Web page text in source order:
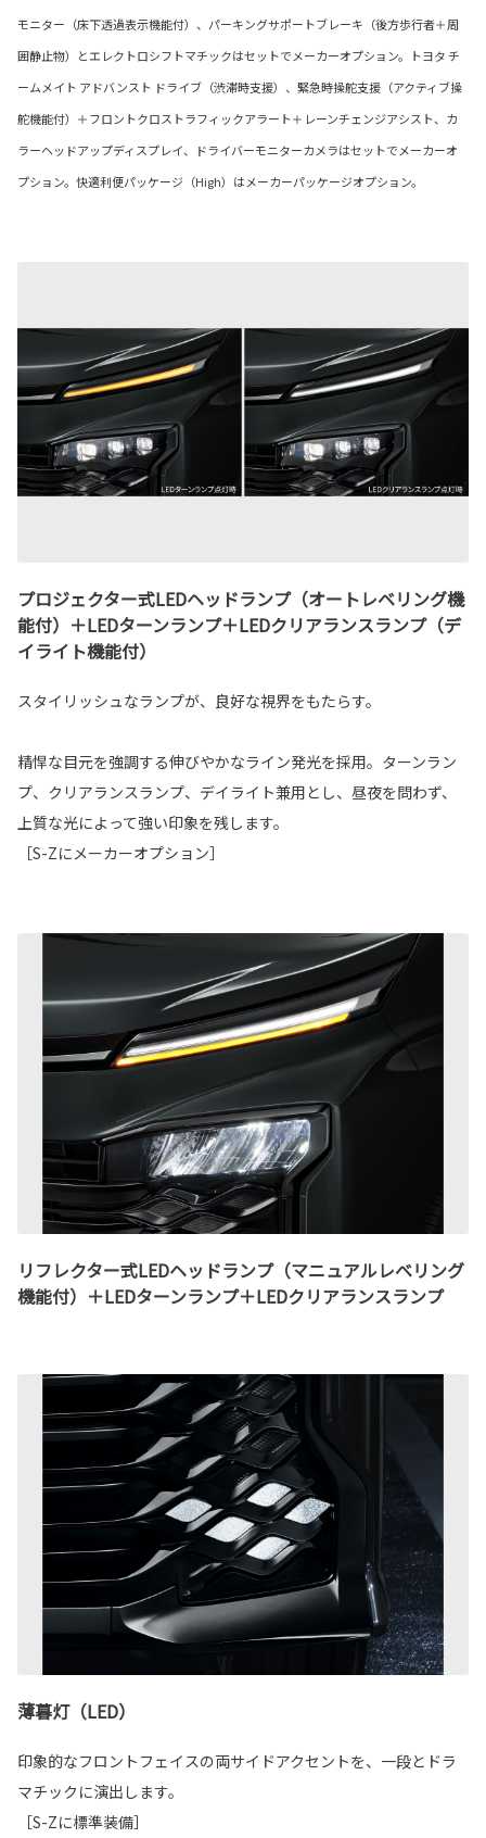
モニター（床下透過表示機能付）、パーキングサポートブレーキ（後方歩行者＋周
囲静止物）とエレクトロシフトマチックはセットでメーカーオプション。トヨタ チ
ームメイト アドバンスト ドライブ（渋滞時支援）、緊急時操舵支援（アクティブ操
舵機能付）＋フロントクロストラフィックアラート＋レーンチェンジアシスト、カ
ラーヘッドアップディスプレイ、ドライバーモニターカメラはセットでメーカーオ
プション。快適利便パッケージ（High）はメーカーパッケージオプション。
プロジェクター式LEDヘッドランプ（オートレベリング機
能付）＋LEDターンランプ＋LEDクリアランスランプ（デ
イライト機能付）
スタイリッシュなランプが、良好な視界をもたらす。
精悍な目元を強調する伸びやかなライン発光を採用。ターンラン
プ、クリアランスランプ、デイライト兼用とし、昼夜を問わず、
上質な光によって強い印象を残します。
［S-Zにメーカーオプション］
リフレクター式LEDヘッドランプ（マニュアルレベリング
機能付）＋LEDターンランプ＋LEDクリアランスランプ
薄暮灯（LED）
印象的なフロントフェイスの両サイドアクセントを、一段とドラ
マチックに演出します。
［S-Zに標準装備］